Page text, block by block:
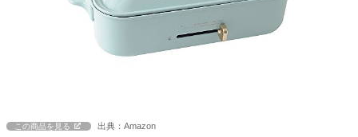
この商品を見る 出典：Amazon